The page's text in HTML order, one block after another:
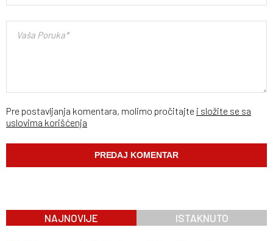
Pre postavljanja komentara, molimo pročitajte i složite se sa
uslovima korišćenja
NAJNOVIJE ISTAKNUTO